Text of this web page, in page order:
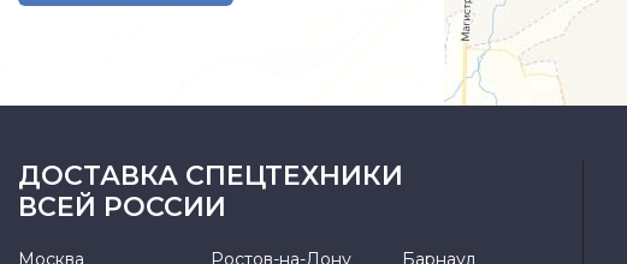
ДОСТАВКА СПЕЦТЕХНИКИ
ВСЕЙ РОССИИ
Москва Ростов-на-Дону Барнаул